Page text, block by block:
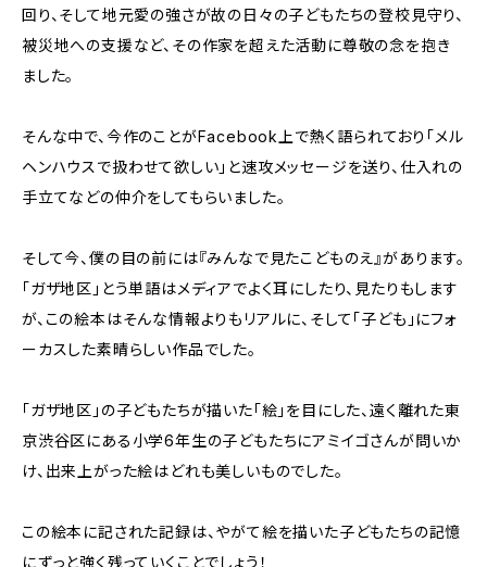
回り、そして地元愛の強さが故の日々の子どもたちの登校見守り、
被災地への支援など、その作家を超えた活動に尊敬の念を抱き
ました。
そんな中で、今作のことがFacebook上で熱く語られており「メル
ヘンハウスで扱わせて欲しい」と速攻メッセージを送り、仕入れの
手立てなどの仲介をしてもらいました。
そして今、僕の目の前には『みんなで見たこどものえ』があります。
「ガザ地区」とう単語はメディアでよく耳にしたり、見たりもします
が、この絵本はそんな情報よりもリアルに、そして「子ども」にフォ
ーカスした素晴らしい作品でした。
「ガザ地区」の子どもたちが描いた「絵」を目にした、遠く離れた東
京渋谷区にある小学6年生の子どもたちにアミイゴさんが問いか
け、出来上がった絵はどれも美しいものでした。
この絵本に記された記録は、やがて絵を描いた子どもたちの記憶
にずっと強く残っていくことでしょう！